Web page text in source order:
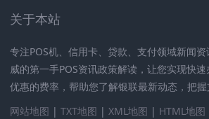
地完成购物、缴费等操作，在使用过程
警惕，注意账户安全和个人隐私保护，
家更好地了解手机支付的操作流程及注
受移动支付时代的便利。
关于本站
专注POS机、信用卡、贷款、支付领域新闻
威的第一手POS资讯政策解读，让您实现快
优惠的费率，帮助您了解银联最新动态，把握
网站地图 | TXT地图 | XML地图 | HTML地图